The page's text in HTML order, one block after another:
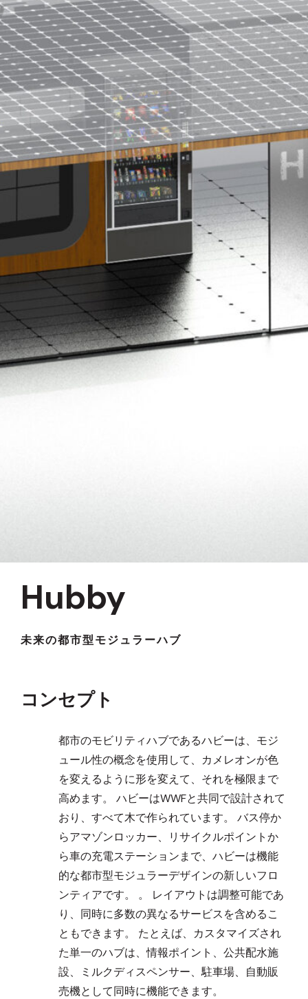
Hubby
未来の都市型モジュラーハブ
コンセプト
都市のモビリティハブであるハビーは、モジ
ュール性の概念を使用して、カメレオンが色
を変えるように形を変えて、それを極限まで
高めます。 ハビーはWWFと共同で設計されて
おり、すべて木で作られています。 バス停か
らアマゾンロッカー、リサイクルポイントか
ら車の充電ステーションまで、ハビーは機能
的な都市型モジュラーデザインの新しいフロ
ンティアです。 。 レイアウトは調整可能であ
り、同時に多数の異なるサービスを含めるこ
ともできます。 たとえば、カスタマイズされ
た単一のハブは、情報ポイント、公共配水施
設、ミルクディスペンサー、駐車場、自動販
売機として同時に機能できます。